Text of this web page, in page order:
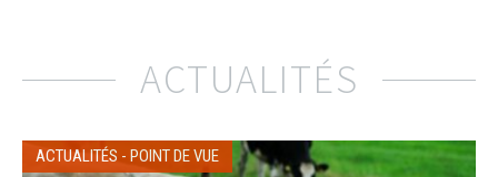
ACTUALITÉS
ACTUALITÉS - POINT DE VUE